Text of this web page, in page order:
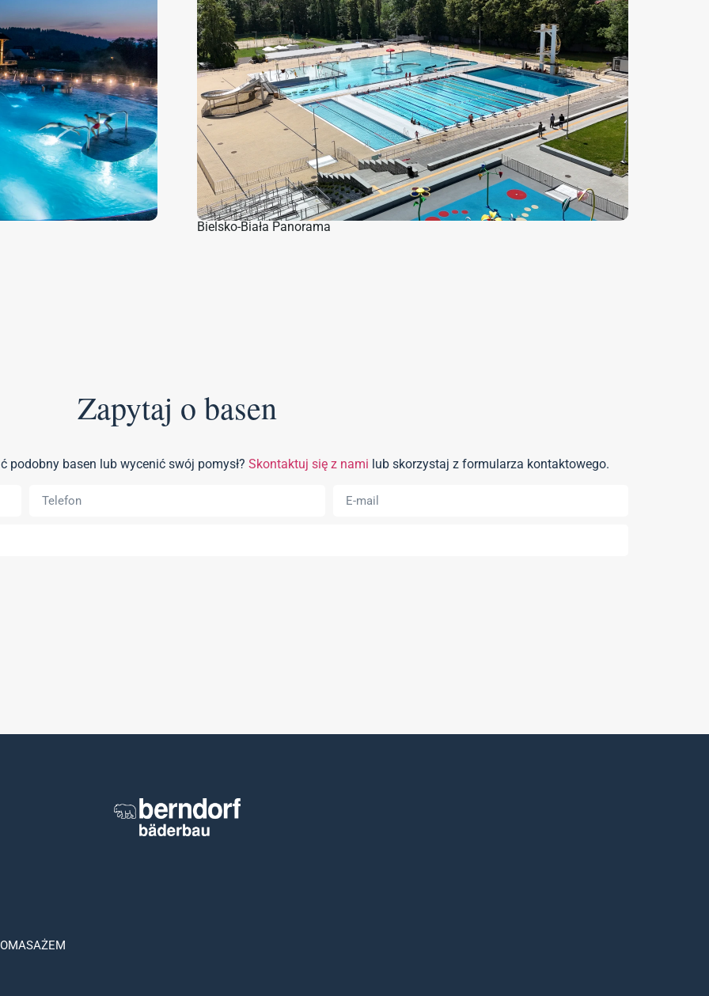
Bielsko-Biała Panorama
Zapytaj o basen
podobny basen lub wycenić swój pomysł? Skontaktuj się z nami lub skorzystaj z formularza kontaktowego.